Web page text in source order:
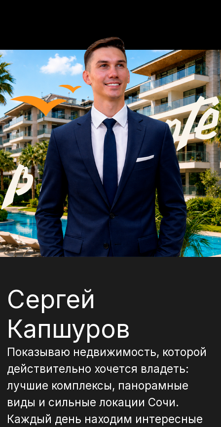
Мы помогли подобрать
Они уже дышат морем, а вы?
Истории наших клиентов
Подробнее
Будьте в курсе
последних событий
Важные новости о мире